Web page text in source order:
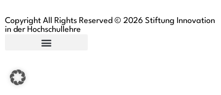
Copyright All Rights Reserved © 2026 Stiftung Innovation
in der Hochschullehre